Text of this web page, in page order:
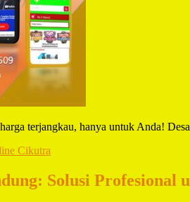
terjangkau, hanya untuk Anda!
Cikutra
Solusi Profesional